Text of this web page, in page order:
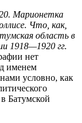
Марионетка
Что, как,
область в
1918—1920 гг.
нет
именем
условно, как
Батумской